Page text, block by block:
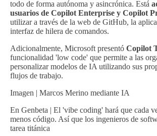
todo de forma autónoma y asincrónica. Está
usuarios de Copilot Enterprise y Copilot
utilizar a través de la web de GitHub, la
interfaz de hilera de comandos.
Adicionalmente, Microsoft presentó Copilot
funcionalidad 'low code' que permite a las
personalizar modelos de IA utilizando sus
flujos de trabajo.
Imagen | Marcos Merino mediante IA
En Genbeta | El 'vibe coding' hará que cada
menos código. Así que los ingenieros de
tarea titánica